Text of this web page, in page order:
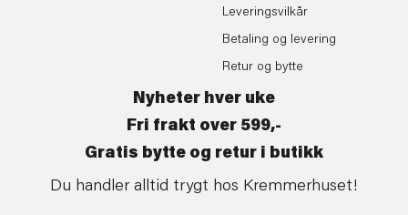
Leveringsvilkår
Betaling og levering
Retur og bytte
Nyheter hver uke
Fri frakt over 599,-
Gratis bytte og retur i butikk
Du handler alltid trygt hos Kremmerhuset!